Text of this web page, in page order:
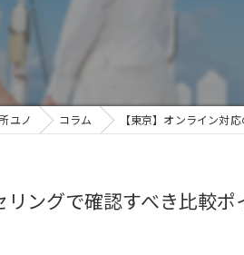
ユノ コラム 【東京】オンライン対
リングで確認すべき比較ポ